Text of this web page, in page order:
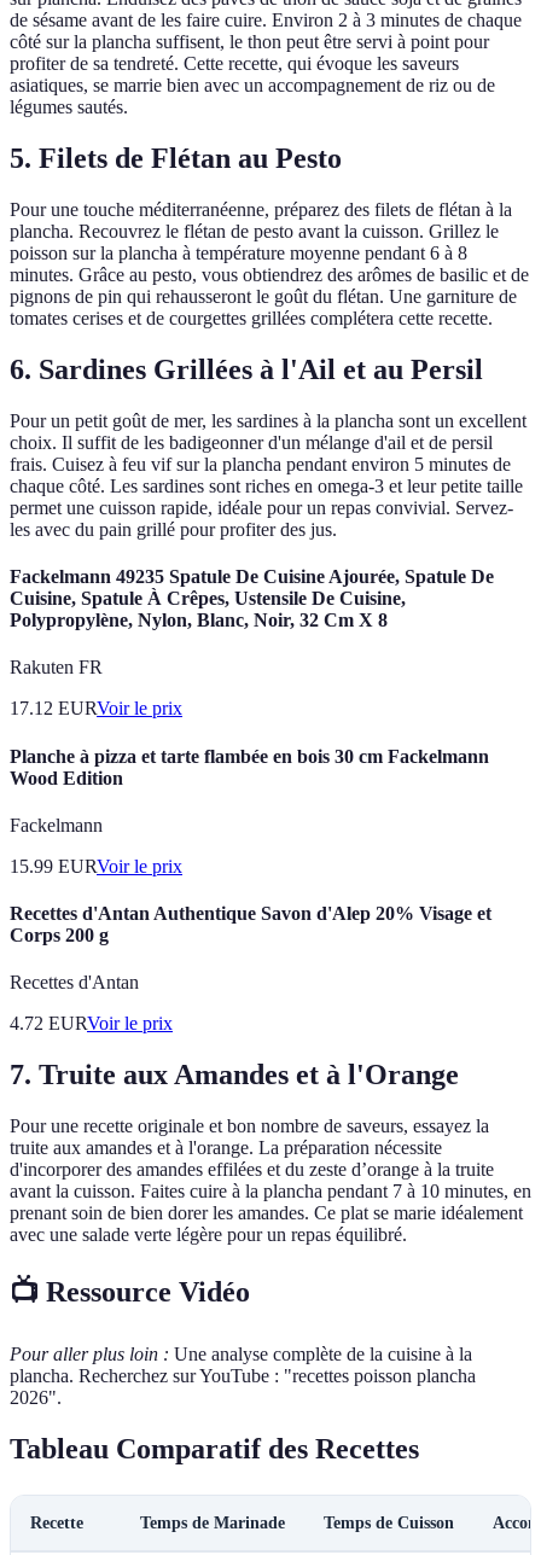
de sésame avant de les faire cuire. Environ 2 à 3 minutes de chaque
côté sur la plancha suffisent, le thon peut être servi à point pour
profiter de sa tendreté. Cette recette, qui évoque les saveurs
asiatiques, se marrie bien avec un accompagnement de riz ou de
légumes sautés.
5. Filets de Flétan au Pesto
Pour une touche méditerranéenne, préparez des filets de flétan à la
plancha. Recouvrez le flétan de pesto avant la cuisson. Grillez le
poisson sur la plancha à température moyenne pendant 6 à 8
minutes. Grâce au pesto, vous obtiendrez des arômes de basilic et de
pignons de pin qui rehausseront le goût du flétan. Une garniture de
tomates cerises et de courgettes grillées complétera cette recette.
6. Sardines Grillées à l'Ail et au Persil
Pour un petit goût de mer, les sardines à la plancha sont un excellent
choix. Il suffit de les badigeonner d'un mélange d'ail et de persil
frais. Cuisez à feu vif sur la plancha pendant environ 5 minutes de
chaque côté. Les sardines sont riches en omega-3 et leur petite taille
permet une cuisson rapide, idéale pour un repas convivial. Servez-
les avec du pain grillé pour profiter des jus.
Fackelmann 49235 Spatule De Cuisine Ajourée, Spatule De
Cuisine, Spatule À Crêpes, Ustensile De Cuisine,
Polypropylène, Nylon, Blanc, Noir, 32 Cm X 8
Rakuten FR
17.12 EURVoir le prix
Planche à pizza et tarte flambée en bois 30 cm Fackelmann
Wood Edition
Fackelmann
15.99 EURVoir le prix
Recettes d'Antan Authentique Savon d'Alep 20% Visage et
Corps 200 g
Recettes d'Antan
4.72 EURVoir le prix
7. Truite aux Amandes et à l'Orange
Pour une recette originale et bon nombre de saveurs, essayez la
truite aux amandes et à l'orange. La préparation nécessite
d'incorporer des amandes effilées et du zeste d’orange à la truite
avant la cuisson. Faites cuire à la plancha pendant 7 à 10 minutes, en
prenant soin de bien dorer les amandes. Ce plat se marie idéalement
avec une salade verte légère pour un repas équilibré.
📺 Ressource Vidéo
Pour aller plus loin : Une analyse complète de la cuisine à la
plancha. Recherchez sur YouTube : "recettes poisson plancha
2026".
Tableau Comparatif des Recettes
Recette Temps de Marinade Temps de Cuisson